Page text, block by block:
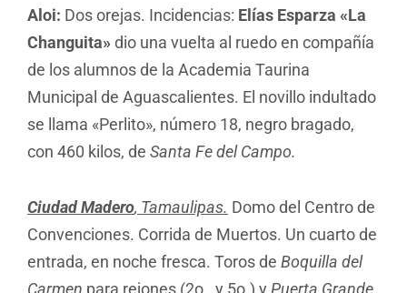
Aloi: Dos orejas. Incidencias: Elías Esparza «La
Changuita» dio una vuelta al ruedo en compañía
de los alumnos de la Academia Taurina
Municipal de Aguascalientes. El novillo indultado
se llama «Perlito», número 18, negro bragado,
con 460 kilos, de Santa Fe del Campo.
Ciudad Madero, Tamaulipas. Domo del Centro de
Convenciones. Corrida de Muertos. Un cuarto de
entrada, en noche fresca. Toros de Boquilla del
Carmen para rejones (2o., y 5o.) y Puerta Grande